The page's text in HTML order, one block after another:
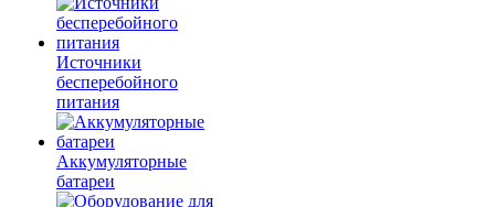
Источники
бесперебойного
питания
Аккумуляторные
батареи